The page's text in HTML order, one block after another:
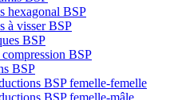
hexagonal BSP
à visser BSP
BSP
BSP
BSP
BSP femelle-femelle
BSP femelle-mâle